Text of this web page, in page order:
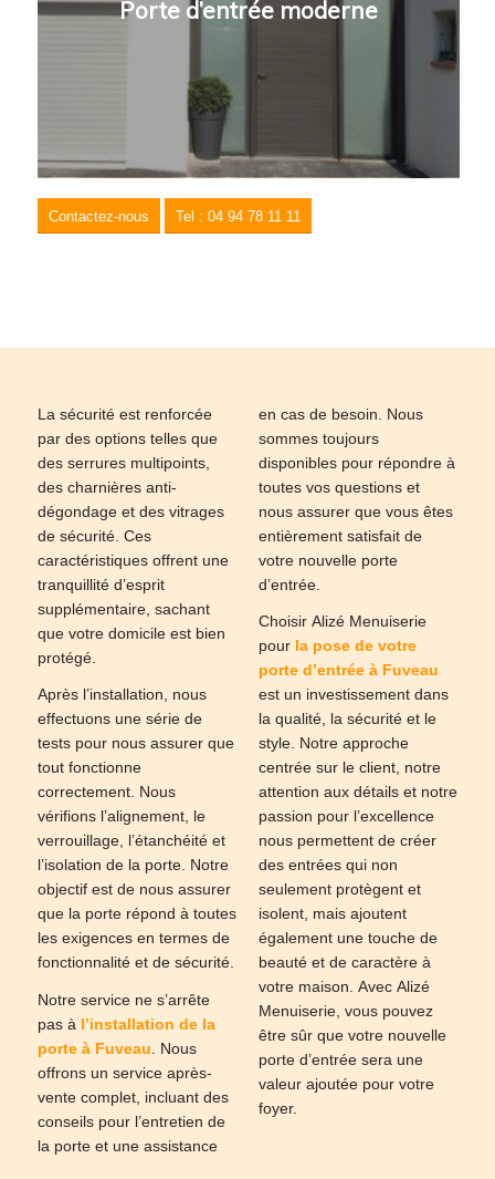
Porte d’entrée moderne
Contactez-nous Tel : 04 94 78 11 11
La sécurité est renforcée
par des options telles que
des serrures multipoints,
des charnières anti-
dégondage et des vitrages
de sécurité. Ces
caractéristiques offrent une
tranquillité d’esprit
supplémentaire, sachant
que votre domicile est bien
protégé.
Après l’installation, nous
effectuons une série de
tests pour nous assurer que
tout fonctionne
correctement. Nous
vérifions l’alignement, le
verrouillage, l’étanchéité et
l’isolation de la porte. Notre
objectif est de nous assurer
que la porte répond à toutes
les exigences en termes de
fonctionnalité et de sécurité.
Notre service ne s’arrête
pas à
l’installation de la
porte à Fuveau . Nous
offrons un service après-
vente complet, incluant des
conseils pour l’entretien de
la porte et une assistance
en cas de besoin. Nous
sommes toujours
disponibles pour répondre à
toutes vos questions et
nous assurer que vous êtes
entièrement satisfait de
votre nouvelle porte
d’entrée.
Choisir Alizé Menuiserie
pour la pose de votre
porte d’entrée à Fuveau
est un investissement dans
la qualité, la sécurité et le
style. Notre approche
centrée sur le client, notre
attention aux détails et notre
passion pour l’excellence
nous permettent de créer
des entrées qui non
seulement protègent et
isolent, mais ajoutent
également une touche de
beauté et de caractère à
votre maison. Avec Alizé
Menuiserie, vous pouvez
être sûr que votre nouvelle
porte d’entrée sera une
valeur ajoutée pour votre
foyer.